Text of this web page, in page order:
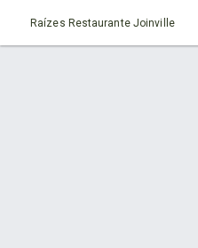
Raízes Restaurante Joinville